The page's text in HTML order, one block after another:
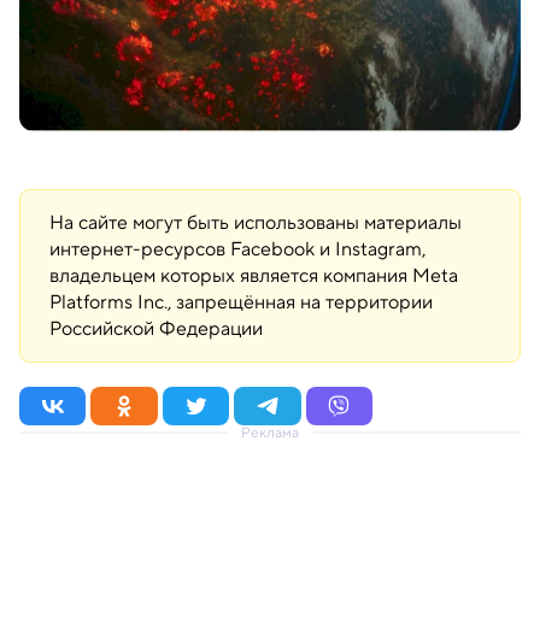
На сайте могут быть использованы материалы
интернет-ресурсов Facebook и Instagram,
владельцем которых является компания Meta
Platforms Inc., запрещённая на территории
Российской Федерации
Реклама